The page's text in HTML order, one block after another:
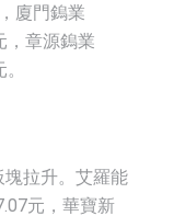
廈門鎢業
，章源鎢業
拉升。艾羅能
元，華寶新